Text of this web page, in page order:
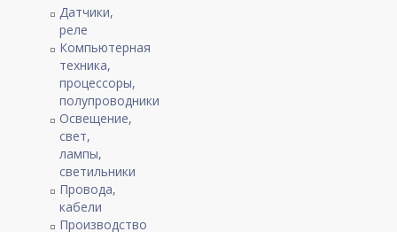
Датчики,
реле
Компьютерная
техника,
процессоры,
полупроводники
Освещение,
свет,
лампы,
светильники
Провода,
кабели
Производство